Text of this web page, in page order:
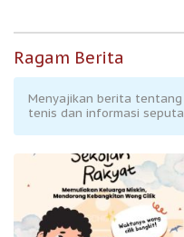
Ragam Berita
Menyajikan berita
tenis dan informasi